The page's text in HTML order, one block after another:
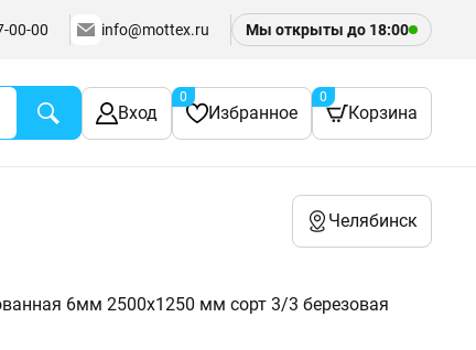
00-00 info@mottex.ru Мы открыты до 18:00
Вход Избранное
0
Корзина
0
Челябинск
6мм 2500х1250 мм сорт 3/3 березовая